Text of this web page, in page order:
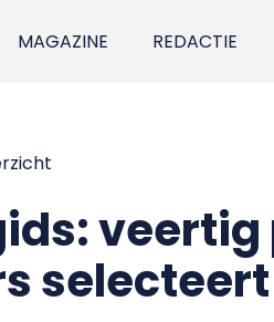
MAGAZINE REDACTIE
selecteert